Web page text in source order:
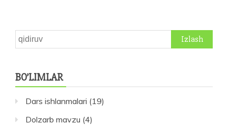
Qidirshish:
BO’LIMLAR
Dars ishlanmalari (19)
Dolzarb mavzu (4)